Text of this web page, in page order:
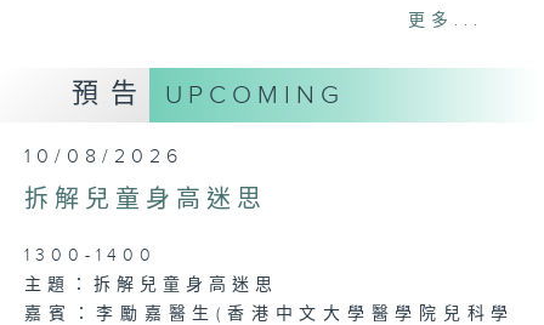
1400-1500
[精神科醫學院系列]
主題：長者情緒健康
嘉賓：潘佩璆醫生(精神科專科醫生)
Tag: 健康 ,香港電台第一台
潘蔚林,潘佩璆醫生,精神科
醫管局精靈直播,長者情緒健康,皮膚及性病科,
更多...
預告 UPCOMING
10/08/2026
拆解兒童身高迷思
1300-1400
主題：拆解兒童身高迷思
嘉賓：李勵嘉醫生(香港中文大學醫學院兒科學